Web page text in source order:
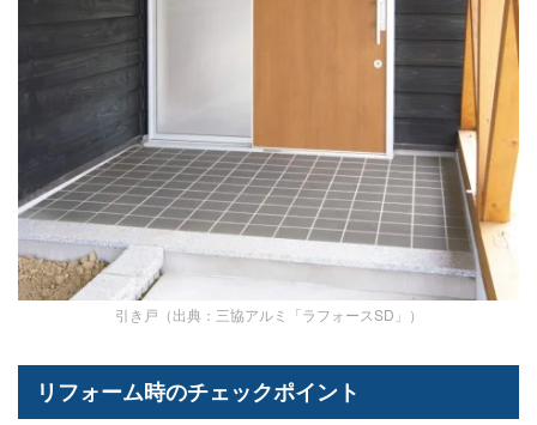
引き戸（出典：三協アルミ「ラフォースSD」）
リフォーム時のチェックポイント